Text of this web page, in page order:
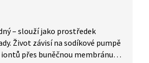
– slouží jako prostředek
Život závisí na sodíkové pumpě
přes buněčnou membránu.